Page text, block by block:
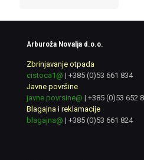
Arburoža Novalja d.o.o.
Zbrinjavanje otpada
cistoca1@ | +385 (0)53 661 834
Javne površine
javne.povrsine@ | +385 (0)53 652
Blagajna i reklamacije
blagajna@ | +385 (0)53 661 824